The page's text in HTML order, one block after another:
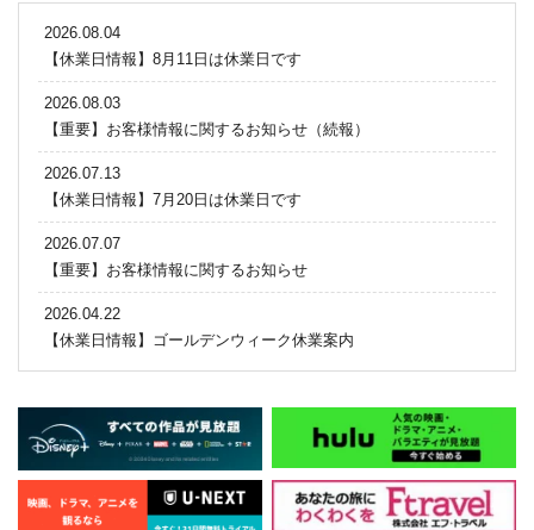
2026.08.04
【休業日情報】8月11日は休業日です
2026.08.03
【重要】お客様情報に関するお知らせ（続報）
2026.07.13
【休業日情報】7月20日は休業日です
2026.07.07
【重要】お客様情報に関するお知らせ
2026.04.22
【休業日情報】ゴールデンウィーク休業案内